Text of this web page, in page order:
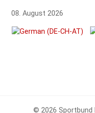
08. August 2026
© 2026 Sportbund